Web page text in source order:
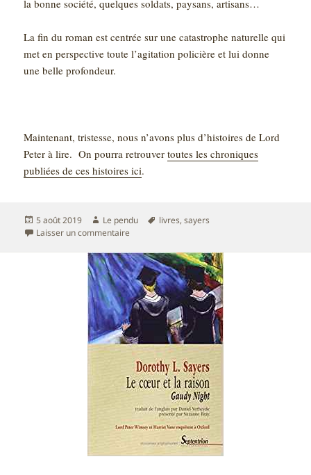
la bonne société, quelques soldats, paysans, artisans…
La fin du roman est centrée sur une catastrophe naturelle qui
met en perspective toute l’agitation policière et lui donne
une belle profondeur.
Maintenant, tristesse, nous n’avons plus d’histoires de Lord
Peter à lire. On pourra retrouvertoutes les chroniques
publiées de ces histoires ici.
Publié
le
5 août 2019 Auteur
Le pendu
Mots-
livres,sayers
Laisser un commentairesur Les neuf tailleurs – Dorothy Sayers